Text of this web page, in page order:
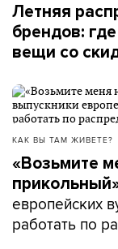
Летняя
брендов:
вещи со
КАК ВЫ ТАМ ЖИВЕТЕ?
«Возьмите
европейских
работать по